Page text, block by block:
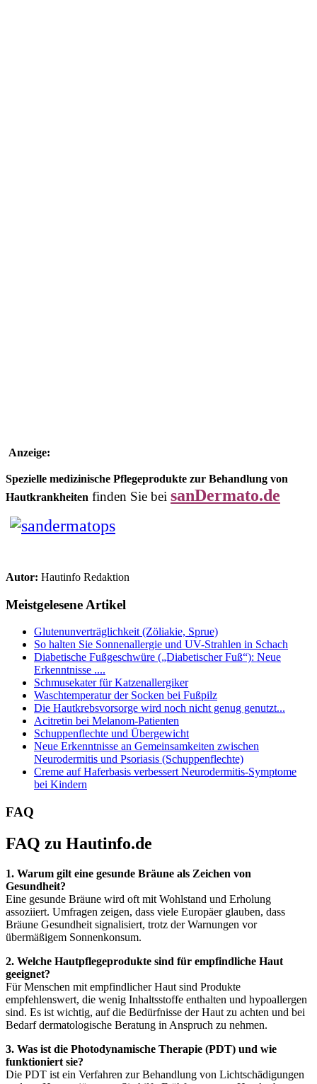
Anzeige:
Spezielle medizinische Pflegeprodukte zur Behandlung von
Hautkrankheiten finden Sie bei sanDermato.de
Autor: Hautinfo Redaktion
Meistgelesene Artikel
Glutenunverträglichkeit (Zöliakie, Sprue)
So halten Sie Sonnenallergie und UV-Strahlen in Schach
Diabetische Fußgeschwüre („Diabetischer Fuß“): Neue
Erkenntnisse ....
Schmusekater für Katzenallergiker
Waschtemperatur der Socken bei Fußpilz
Die Hautkrebsvorsorge wird noch nicht genug genutzt...
Acitretin bei Melanom-Patienten
Schuppenflechte und Übergewicht
Neue Erkenntnisse an Gemeinsamkeiten zwischen
Neurodermitis und Psoriasis (Schuppenflechte)
Creme auf Haferbasis verbessert Neurodermitis-Symptome
bei Kindern
FAQ
FAQ zu Hautinfo.de
1. Warum gilt eine gesunde Bräune als Zeichen von
Gesundheit?
Eine gesunde Bräune wird oft mit Wohlstand und Erholung
assoziiert. Umfragen zeigen, dass viele Europäer glauben, dass
Bräune Gesundheit signalisiert, trotz der Warnungen vor
übermäßigem Sonnenkonsum.
2. Welche Hautpflegeprodukte sind für empfindliche Haut
geeignet?
Für Menschen mit empfindlicher Haut sind Produkte
empfehlenswert, die wenig Inhaltsstoffe enthalten und hypoallergen
sind. Es ist wichtig, auf die Bedürfnisse der Haut zu achten und bei
Bedarf dermatologische Beratung in Anspruch zu nehmen.
3. Was ist die Photodynamische Therapie (PDT) und wie
funktioniert sie?
Die PDT ist ein Verfahren zur Behandlung von Lichtschädigungen